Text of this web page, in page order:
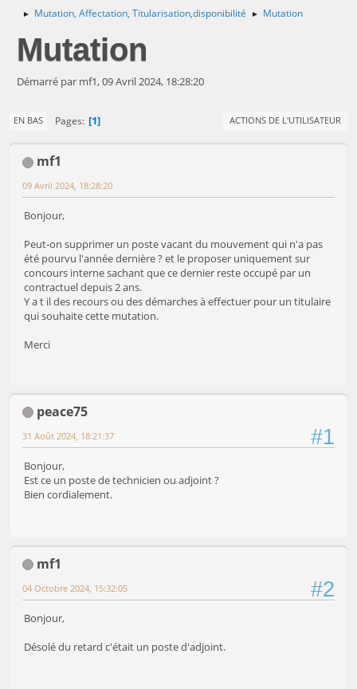
► Mutation, Affectation, Titularisation,disponibilité ► Mutation
Mutation
Démarré par mf1, 09 Avril 2024, 18:28:20
EN BAS Pages 1 ACTIONS DE L'UTILISATEUR
mf1
09 Avril 2024, 18:28:20
Bonjour,
Peut-on supprimer un poste vacant du mouvement qui n'a pas
été pourvu l'année dernière ? et le proposer uniquement sur
concours interne sachant que ce dernier reste occupé par un
contractuel depuis 2 ans.
Y a t il des recours ou des démarches à effectuer pour un titulaire
qui souhaite cette mutation.
Merci
peace75
#1
31 Août 2024, 18:21:37
Bonjour,
Est ce un poste de technicien ou adjoint ?
Bien cordialement.
mf1
#2
04 Octobre 2024, 15:32:05
Bonjour,
Désolé du retard c'était un poste d'adjoint.